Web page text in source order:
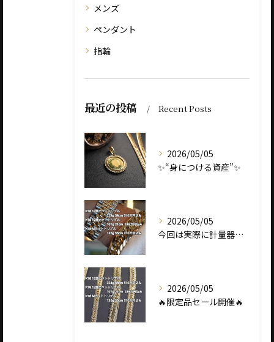
メンズ
ペンダント
指輪
最近の投稿 Recent Posts
2026/05/05
✨“身につける資産”✨
2026/05/05
今回は実際に計量器に載せて、
2026/05/05
🔥限定品セール開催🔥